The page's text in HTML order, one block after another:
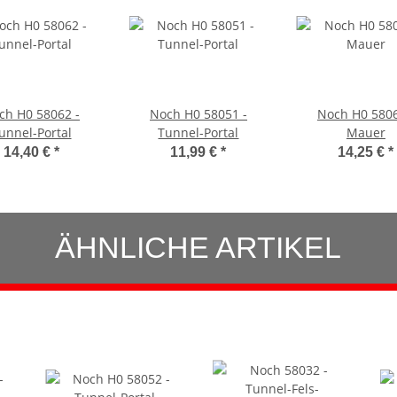
H0 58062 -
Portal
14,40 € *
Noch H0 58051 -
Tunnel-Portal
11,99 €*
Noch H0
Mauer
14,25 €*
ÄHNLICHE ARTIKEL